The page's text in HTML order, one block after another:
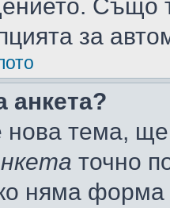
Също
за
анкета?
нова тема,
точно
няма форма